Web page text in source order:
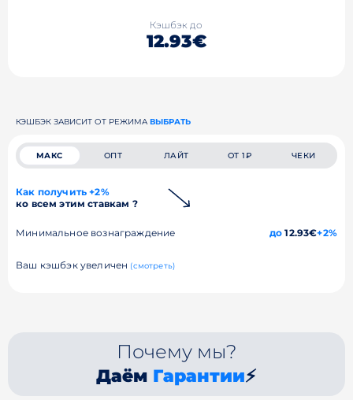
Кэшбэк до
12.93€
КЭШБЭК ЗАВИСИТ ОТ РЕЖИМА ВЫБРАТЬ
МАКС ОПТ ЛАЙТ ОТ 1₽ ЧЕКИ
Как получить +2%
ко всем этим ставкам ?
Минимальное вознаграждение до 12.93€+2%
Ваш кэшбэк увеличен (смотреть)
Почему мы?
Даём Гарантии⚡